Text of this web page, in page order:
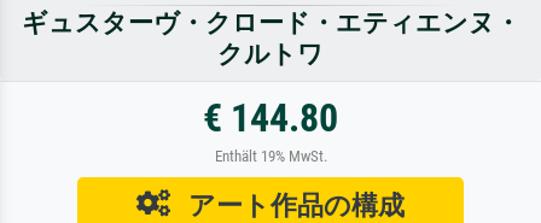
ギュスターヴ・クロード・エティエンヌ・
クルトワ
€ 144.80
Enthält 19% MwSt.
アート作品の構成